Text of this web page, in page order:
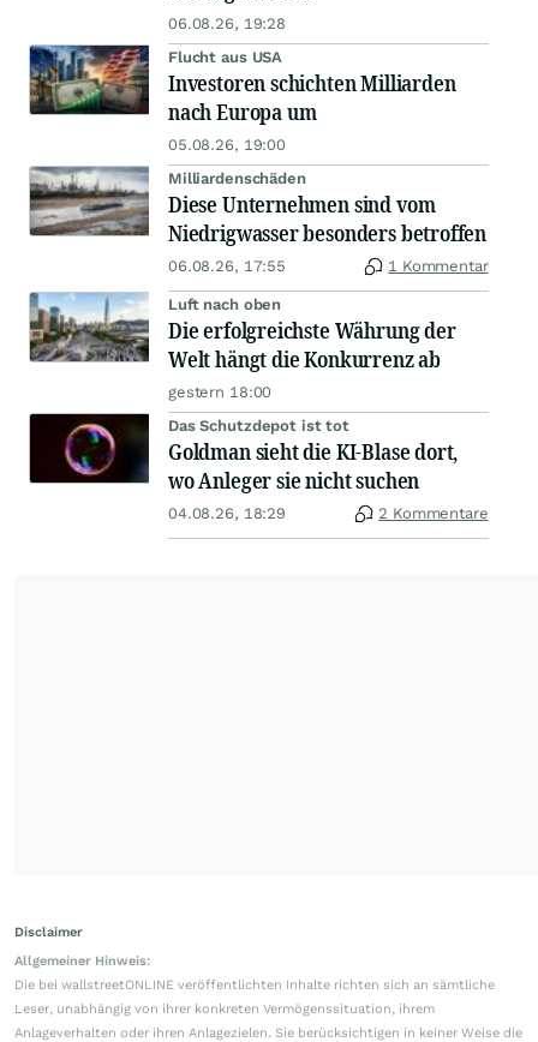
06.08.26, 19:28
Flucht aus USA
Investoren schichten Milliarden
nach Europa um
05.08.26, 19:00
Milliardenschäden
Diese Unternehmen sind vom
Niedrigwasser besonders betroffen
06.08.26, 17:55 1 Kommentar
Luft nach oben
Die erfolgreichste Währung der
Welt hängt die Konkurrenz ab
gestern 18:00
Das Schutzdepot ist tot
Goldman sieht die KI-Blase dort,
wo Anleger sie nicht suchen
04.08.26, 18:29 2 Kommentare
Disclaimer
Allgemeiner Hinweis:
Die bei wallstreetONLINE veröffentlichten Inhalte richten sich an sämtliche
Leser, unabhängig von ihrer konkreten Vermögenssituation, ihrem
Anlageverhalten oder ihren Anlagezielen. Sie berücksichtigen in keiner Weise die